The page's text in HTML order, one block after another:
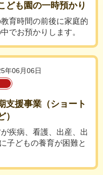
ども園の一時預かり
育時間の前後に家庭的
でお預かりします。
年06月06日
支援事業（ショート
）
疾病、看護、出産、出
子どもの養育が困難と